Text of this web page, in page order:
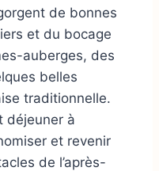
de bonnes
et du bocage
auberges, des
belles
traditionnelle.
déjeuner à
et revenir
de l’après-